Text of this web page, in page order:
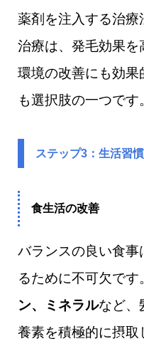
薬剤を注入する治
治療は、発毛効果
環境の改善にも効
も選択肢の一つです
ステップ3：生活習
食生活の改善
バランスの良い食事
るために不可欠です
ン、ミネラルなど、
養素を積極的に摂取